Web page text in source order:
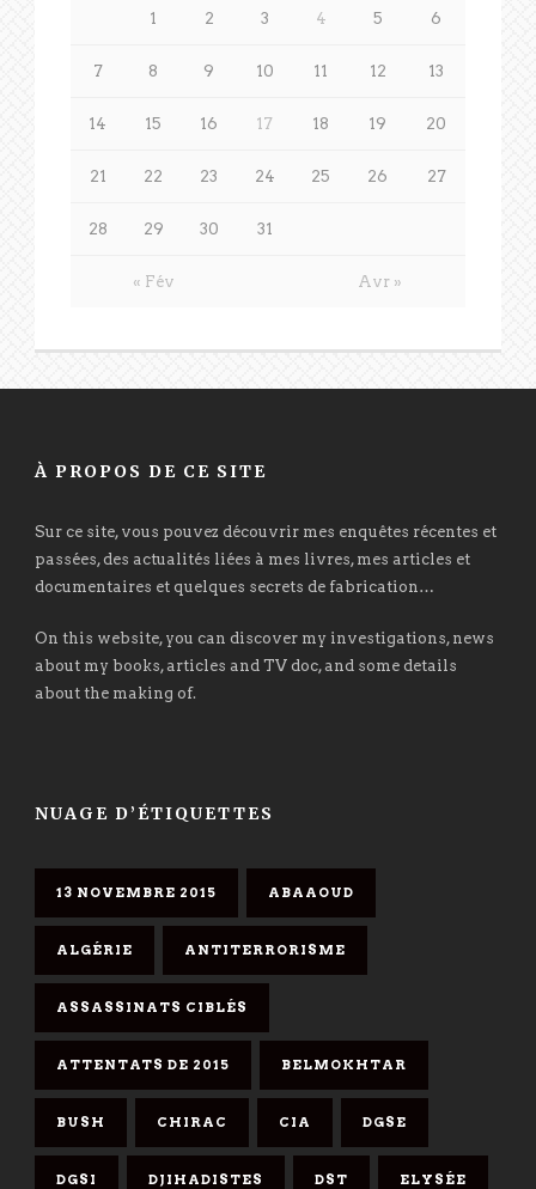
« Fév Avr »
1 2 3 4 5 6
7 8 9 10 11 12 13
14 15 16 17 18 19 20
21 22 23 24 25 26 27
28 29 30 31
À PROPOS DE CE SITE
Sur ce site, vous pouvez découvrir mes enquêtes récentes et
passées, des actualités liées à mes livres, mes articles et
documentaires et quelques secrets de fabrication…
On this website, you can discover my investigations, news
about my books, articles and TV doc, and some details
about the making of.
NUAGE D’ÉTIQUETTES
13 NOVEMBRE 2015 ABAAOUD
ALGÉRIE ANTITERRORISME
ASSASSINATS CIBLÉS
ATTENTATS DE 2015 BELMOKHTAR
BUSH CHIRAC CIA DGSE
DGSI DJIHADISTES DST ELYSÉE